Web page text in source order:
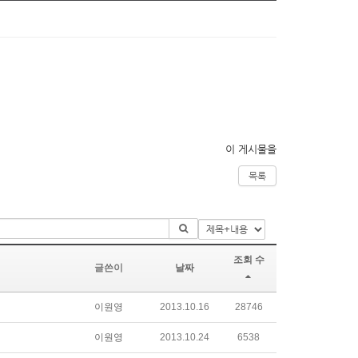
이 게시물을
목록
글쓴이 날짜
조회 수
이원영 2013.10.16 28746
이원영 2013.10.24 6538